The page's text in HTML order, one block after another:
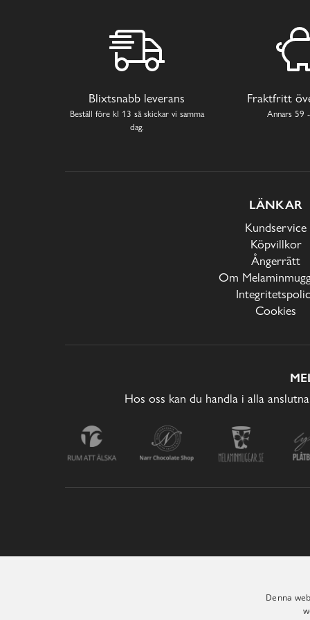
Blixtsnabb leverans
Beställ före kl 13 så skickar vi samma
dag.
Fraktfritt
Annars 59
LÄNKAR
Kundservice
Köpvillkor
Ångerrätt
Om
Cookies
Hos oss kan du handla i alla
Denna